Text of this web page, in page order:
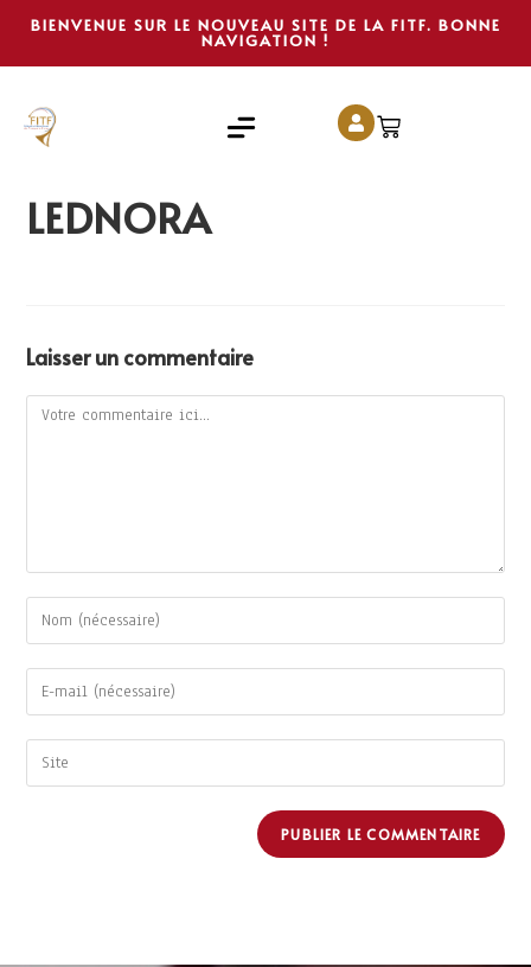
BIENVENUE SUR LE NOUVEAU SITE DE LA FITF. BONNE
NAVIGATION !
LEDNORA
Laisser un commentaire